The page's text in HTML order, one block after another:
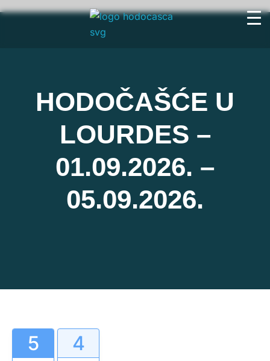
HODOČAŠĆE U
LOURDES –
01.09.2026. –
05.09.2026.
5 4